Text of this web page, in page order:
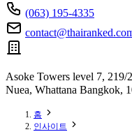
(063) 195-4335
Asoke Towers level 7,
Nuea, Whattana Bangkok,
홈
인사이트